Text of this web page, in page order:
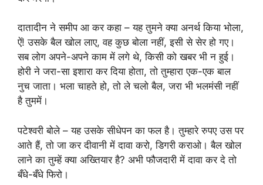
दातादीन ने समीप आ कर कहा – यह तुमने क्या अनर्थ किया भोला,
ऐं! उसके बैल खोल लाए, वह कुछ बोला नहीं, इसी से सेर हो गए।
सब लोग अपने-अपने काम में लगे थे, किसी को खबर भी न हुई।
होरी ने जरा-सा इशारा कर दिया होता, तो तुम्हारा एक-एक बाल
नुच जाता। भला चाहते हो, तो ले चलो बैल, जरा भी भलमंसी नहीं
है तुममें।
पटेश्वरी बोले – यह उसके सीधेपन का फल है। तुम्हारे रुपए उस पर
आते हैं, तो जा कर दीवानी में दावा करो, डिगरी कराओ। बैल खोल
लाने का तुम्हें क्या अख्तियार है? अभी फौजदारी में दावा कर दे तो
बँधे-बँधे फिरो।